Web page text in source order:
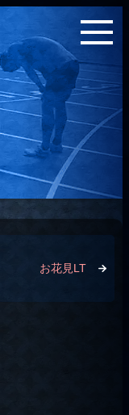
お花見LT